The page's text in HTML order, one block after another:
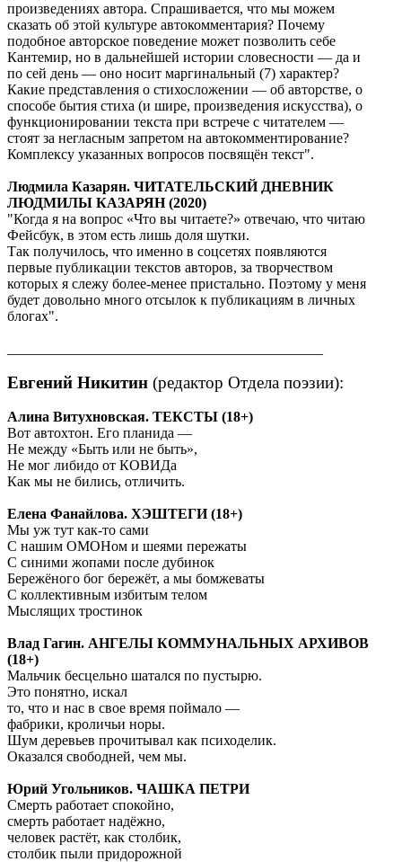
произведениях автора. Спрашивается, что мы можем
сказать об этой культуре автокомментария? Почему
подобное авторское поведение может позволить себе
Кантемир, но в дальнейшей истории словесности — да и
по сей день — оно носит маргинальный (7) характер?
Какие представления о стихосложении — об авторстве, о
способе бытия стиха (и шире, произведения искусства), о
функционировании текста при встрече с читателем —
стоят за негласным запретом на автокомментирование?
Комплексу указанных вопросов посвящён текст".
Людмила Казарян. ЧИТАТЕЛЬСКИЙ ДНЕВНИК
ЛЮДМИЛЫ КАЗАРЯН (2020)
"Когда я на вопрос «Что вы читаете?» отвечаю, что читаю
Фейсбук, в этом есть лишь доля шутки.
Так получилось, что именно в соцсетях появляются
первые публикации текстов авторов, за творчеством
которых я слежу более-менее пристально. Поэтому у меня
будет довольно много отсылок к публикациям в личных
блогах".
Евгений Никитин (редактор Отдела поэзии):
Алина Витухновская. ТЕКСТЫ (18+)
Вот автохтон. Его планида —
Не между «Быть или не быть»,
Не мог либидо от КОВИДа
Как мы не бились, отличить.
Елена Фанайлова. ХЭШТЕГИ (18+)
Мы уж тут как-то сами
С нашим ОМОНом и шеями пережаты
С синими жопами после дубинок
Бережёного бог бережёт, а мы бомжеваты
С коллективным избитым телом
Мыслящих тростинок
Влад Гагин. АНГЕЛЫ КОММУНАЛЬНЫХ АРХИВОВ
(18+)
Мальчик бесцельно шатался по пустырю.
Это понятно, искал
то, что и нас в свое время поймало —
фабрики, кроличьи норы.
Шум деревьев прочитывал как психоделик.
Оказался свободней, чем мы.
Юрий Угольников. ЧАШКА ПЕТРИ
Смерть работает спокойно,
смерть работает надёжно,
человек растёт, как столбик,
столбик пыли придорожной